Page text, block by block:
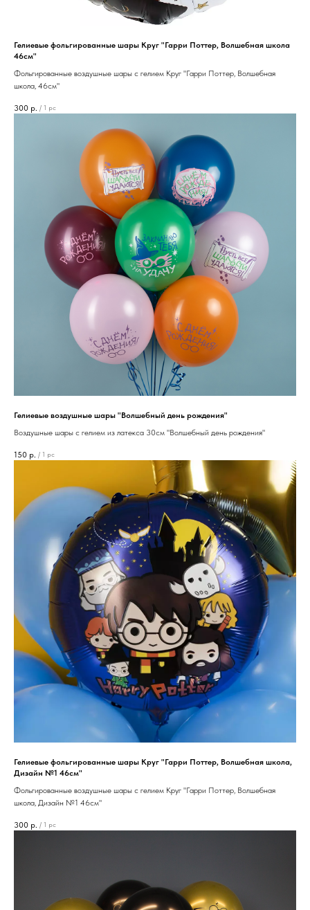
Гелиевые фольгированные шары Круг "Гарри Поттер, Волшебная школа
46см"
Фольгированные воздушные шары с гелием Круг "Гарри Поттер, Волшебная
школа, 46см"
300 р. / 1 pc
Гелиевые воздушные шары "Волшебный день рождения"
Воздушные шары с гелием из латекса 30см "Волшебный день рождения"
150 р. / 1 pc
Гелиевые фольгированные шары Круг "Гарри Поттер, Волшебная школа,
Дизайн №1 46см"
Фольгированные воздушные шары с гелием Круг "Гарри Поттер, Волшебная
школа, Дизайн №1 46см"
300 р. / 1 pc